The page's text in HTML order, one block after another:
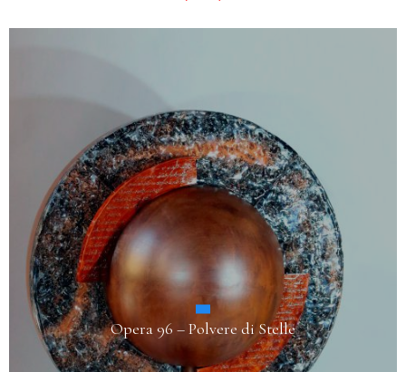
Trentotto – “Gli Arlecchini (B Version)”